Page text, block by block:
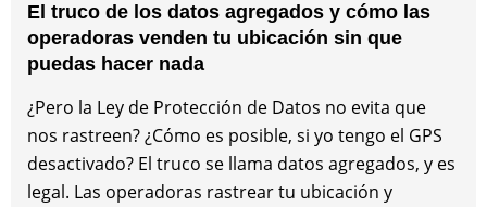
El truco de los datos agregados y cómo las
operadoras venden tu ubicación sin que
puedas hacer nada
¿Pero la Ley de Protección de Datos no evita que
nos rastreen? ¿Cómo es posible, si yo tengo el GPS
desactivado? El truco se llama datos agregados, y es
legal. Las operadoras rastrear tu ubicación y